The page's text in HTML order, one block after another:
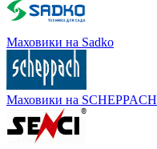
Маховики на Sadko
Маховики на SCHEPPACH